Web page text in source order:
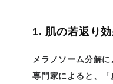
1. 肌の若返り
メラノソーム分解に
専門家によると、